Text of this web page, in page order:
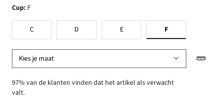
Cup: F
C D E F
Kies je maat
97% van de klanten vinden dat het artikel als verwacht
valt.